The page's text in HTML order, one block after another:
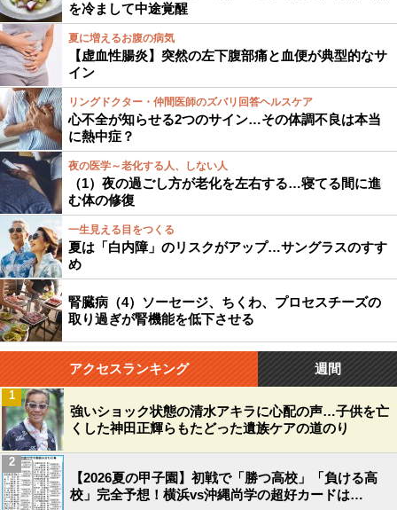
を冷まして中途覚醒
夏に増えるお腹の病気
【虚血性腸炎】突然の左下腹部痛と血便が典型的なサ
イン
リングドクター・仲間医師のズバリ回答ヘルスケア
心不全が知らせる2つのサイン…その体調不良は本当
に熱中症？
夜の医学～老化する人、しない人
（1）夜の過ごし方が老化を左右する…寝てる間に進
む体の修復
一生見える目をつくる
夏は「白内障」のリスクがアップ…サングラスのすす
め
腎臓病（4）ソーセージ、ちくわ、プロセスチーズの
取り過ぎが腎機能を低下させる
アクセスランキング 週間
強いショック状態の清水アキラに心配の声…子供を亡
くした神田正輝らもたどった遺族ケアの道のり
1
【2026夏の甲子園】初戦で「勝つ高校」「負ける高
校」完全予想！横浜vs沖縄尚学の超好カードは…
2